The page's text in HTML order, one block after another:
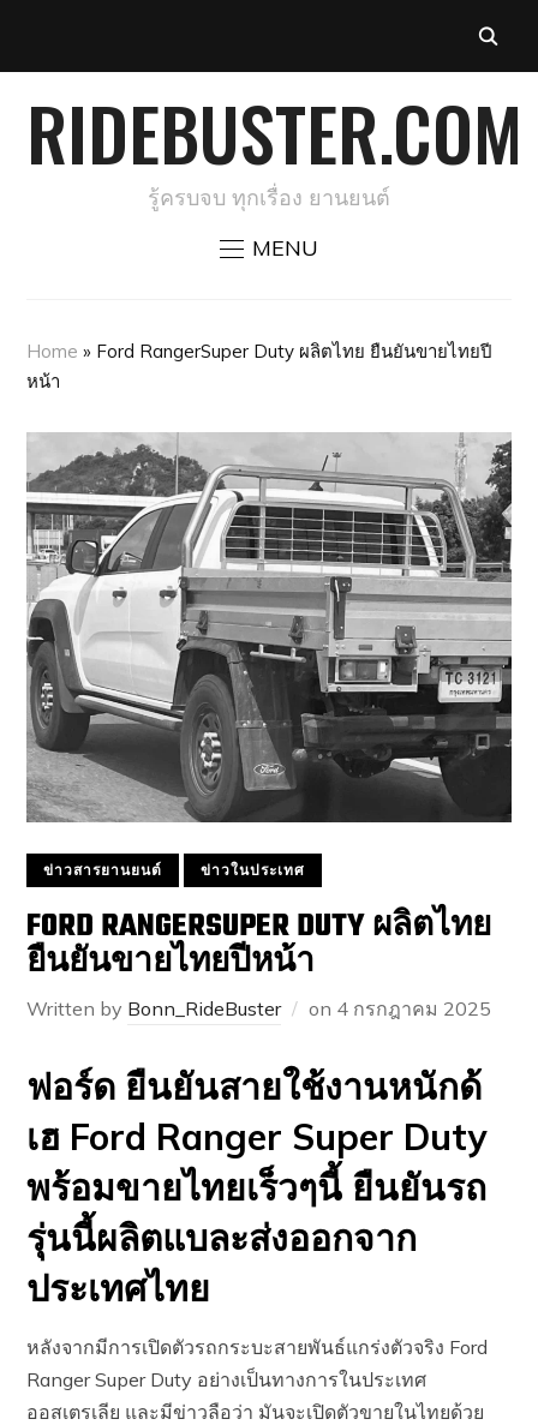
RIDEBUSTER.COM
รู้ครบจบ ทุกเรื่อง ยานยนต์
MENU
Home » Ford RangerSuper Duty ผลิตไทย ยืนยันขายไทยปี
หน้า
ข่าวสารยานยนต์ ข่าวในประเทศ
FORD RANGERSUPER DUTY ผลิตไทย
ยืนยันขายไทยปีหน้า
Written by Bonn_RideBuster on 4 กรกฎาคม 2025
ฟอร์ด ยืนยันสายใช้งานหนักด้
เฮ Ford Ranger Super Duty
พร้อมขายไทยเร็วๆนี้ ยืนยันรถ
รุ่นนี้ผลิตแบละส่งออกจาก
ประเทศไทย
หลังจากมีการเปิดตัวรถกระบะสายพันธ์แกร่งตัวจริง Ford
Ranger Super Duty อย่างเป็นทางการในประเทศ
ออสเตรเลีย และมีข่าวลือว่า มันจะเปิดตัวขายในไทยด้วย